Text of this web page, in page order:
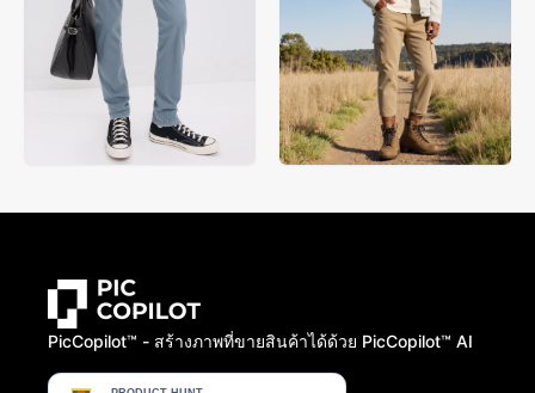
PicCopilot™️ - สร้างภาพที่ขายสินค้าได้ด้วย PicCopilot™️ AI